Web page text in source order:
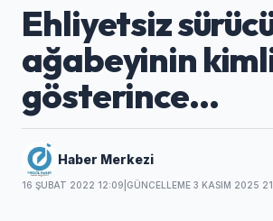
Ehliyetsiz
ağabeyinin
gösterince...
Haber Merkezi
16 ŞUBAT 2022 12:09 GÜNCELLEME 3 KASIM 2025